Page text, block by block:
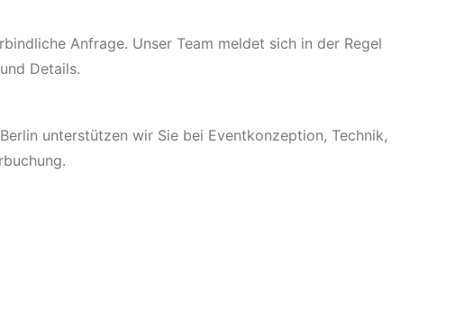
Anfrage. Unser Team meldet sich in der Regel
Details.
unterstützen wir Sie bei Eventkonzeption, Technik,